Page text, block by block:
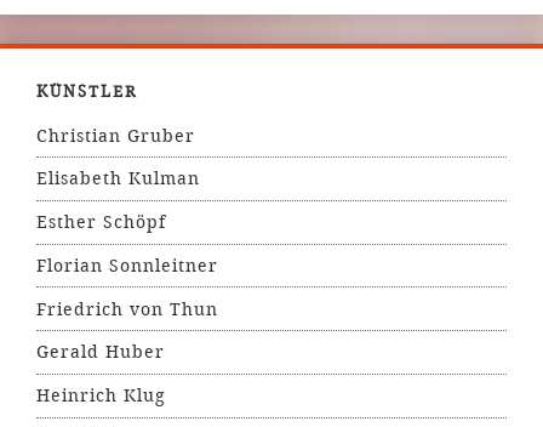
KÜNSTLER
Christian Gruber
Elisabeth Kulman
Esther Schöpf
Florian Sonnleitner
Friedrich von Thun
Gerald Huber
Heinrich Klug